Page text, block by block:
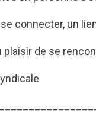
connecter, un
de se